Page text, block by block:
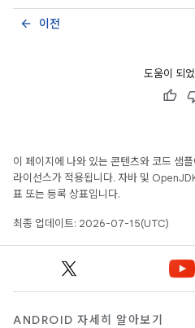
이전
arrow_back
도움이 되
이 페이지에 나와 있는 콘텐츠와 코드 샘
라이선스가 적용됩니다. 자바 및
표 또는 등록 상표입니다.
최종 업데이트: 2026-07-15(UTC)
ANDROID 자세히 알아보기